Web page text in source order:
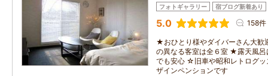
フォトギャラリー 宿ブログ新着あり
5.0 158件
★おひとり様やダイバーさん大
の異なる客室は全６室 ★露天風呂
でも安心 ☆旧車や昭和レトログッ
ザインペンションです